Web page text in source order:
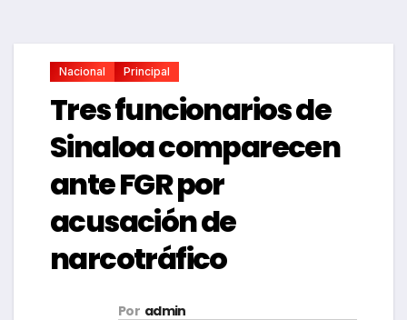
Nacional Principal
Tres funcionarios de
Sinaloa comparecen
ante FGR por
acusación de
narcotráfico
Por admin